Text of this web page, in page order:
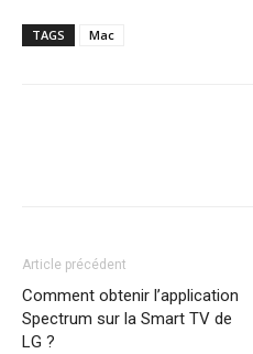
TAGS Mac
Article précédent
Comment obtenir l’application
Spectrum sur la Smart TV de
LG ?